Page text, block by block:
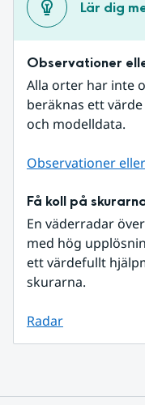
Lär dig
Observationer
Alla orter har inte
beräknas ett
och modelldata.
Observationer
Få koll på
En väderradar
med hög
ett värdefullt
skurarna.
Radar